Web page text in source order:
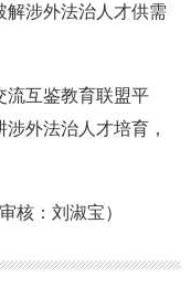
解涉外法治人才供需
互鉴教育联盟平
外法治人才培育，
核：刘淑宝）